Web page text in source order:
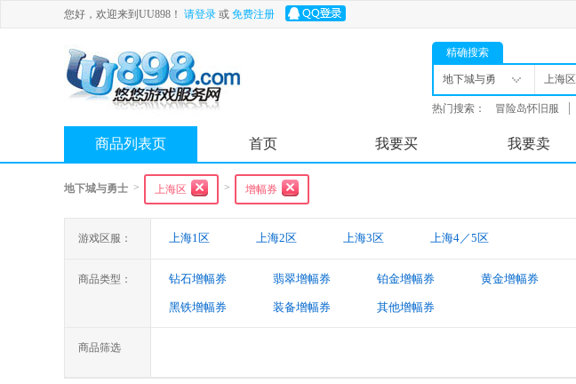
您好，欢迎来到UU898！ 请登录 或 免费注册
精确搜索
地下城与勇
士
上海区
热门搜索： 冒险岛怀旧服
商品列表页 首页 我要买 我要卖
地下城与勇士 > 上海区 > 增幅券
游戏区服： 上海1区 上海2区 上海3区 上海4／5区
商品类型： 钻石增幅券 翡翠增幅券 铂金增幅券 黄金增幅券
黑铁增幅券 装备增幅券 其他增幅券
商品筛选